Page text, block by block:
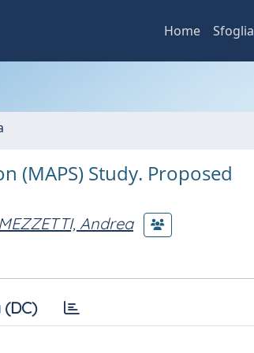
Home Sfoglia
(MAPS) Study. Proposed
MEZZETTI, Andrea